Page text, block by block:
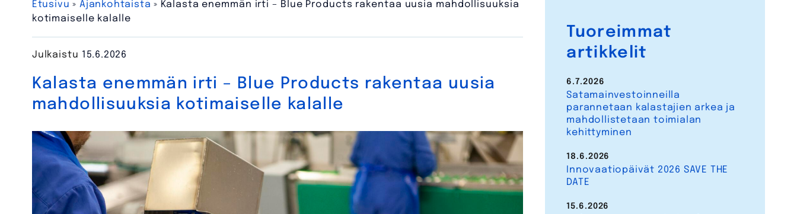
Etusivu »Ajankohtaista » Kalasta enemmän irti – Blue Products rakentaa uusia mahdollisuuksia
kotimaiselle kalalle
Kalasta enemmän irti – Blue Products rakentaa uusia
mahdollisuuksia kotimaiselle kalalle
Julkaistu 15.6.2026
Tuoreimmat
artikkelit
Satamainvestoinneilla
parannetaan kalastajien arkea ja
mahdollistetaan toimialan
kehittyminen
6.7.2026
Innovaatiopäivät 2026 SAVE THE
DATE
18.6.2026
15.6.2026